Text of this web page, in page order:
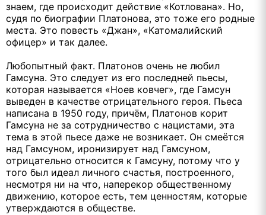
знаем, где происходит действие «Котлована». Но,
судя по биографии Платонова, это тоже его родные
места. Это повесть «Джан», «Катомалийский
офицер» и так далее.
Любопытный факт. Платонов очень не любил
Гамсуна. Это следует из его последней пьесы,
которая называется «Ноев ковчег», где Гамсун
выведен в качестве отрицательного героя. Пьеса
написана в 1950 году, причём, Платонов корит
Гамсуна не за сотрудничество с нацистами, эта
тема в этой пьесе даже не возникает. Он смеётся
над Гамсуном, иронизирует над Гамсуном,
отрицательно относится к Гамсуну, потому что у
того был идеал личного счастья, построенного,
несмотря ни на что, наперекор общественному
движению, которое есть, тем ценностям, которые
утверждаются в обществе.